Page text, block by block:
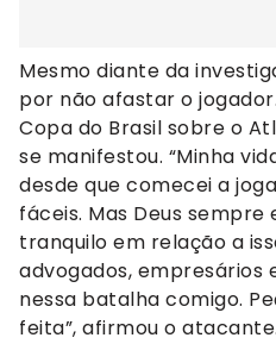
Mesmo diante da
por não afastar o
Copa do Brasil sobre o
se manifestou. “Minha
desde que comecei a
fáceis. Mas Deus sempre
tranquilo em relação a
advogados, empresários
nessa batalha comigo.
feita”, afirmou o atacante.